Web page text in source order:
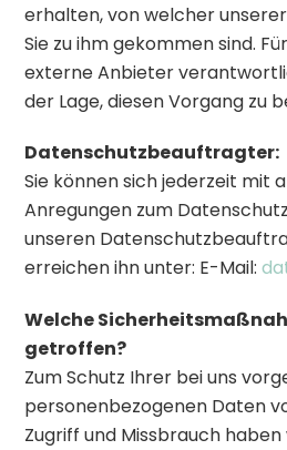
erhalten, von welcher
Sie zu ihm gekommen sind.
externe Anbieter
der Lage, diesen Vorgang zu
Datenschutzbeauftragter:
Sie können sich jederzeit mit
Anregungen zum
unseren
erreichen ihn unter: E-Mail:
Welche
getroffen?
Zum Schutz Ihrer bei uns
personenbezogenen Daten
Zugriff und Missbrauch